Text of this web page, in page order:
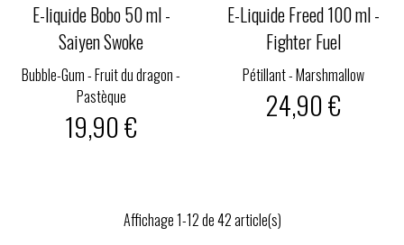
E-liquide Bobo 50 ml -
Saiyen Swoke
Bubble-Gum - Fruit du dragon -
Pastèque
19,90 €
E-Liquide Freed 100 ml -
Fighter Fuel
Pétillant - Marshmallow
24,90 €
Affichage 1-12 de 42 article(s)